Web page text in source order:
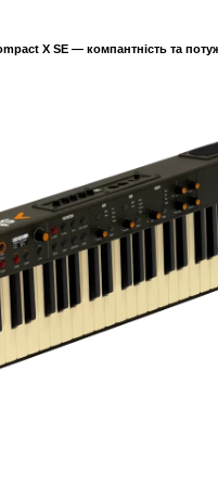
X SE — компантність та